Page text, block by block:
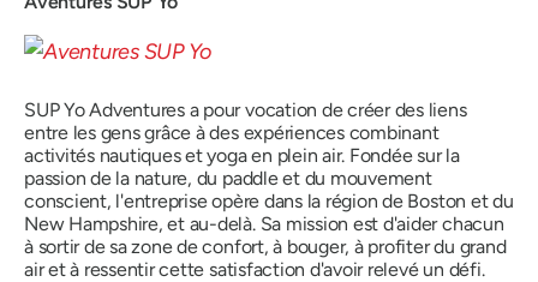
SUP Yo Adventures a pour vocation de créer des liens
entre les gens grâce à des expériences combinant
activités nautiques et yoga en plein air. Fondée sur la
passion de la nature, du paddle et du mouvement
conscient, l'entreprise opère dans la région de Boston et du
New Hampshire, et au-delà. Sa mission est d'aider chacun
à sortir de sa zone de confort, à bouger, à profiter du grand
air et à ressentir cette satisfaction d'avoir relevé un défi.